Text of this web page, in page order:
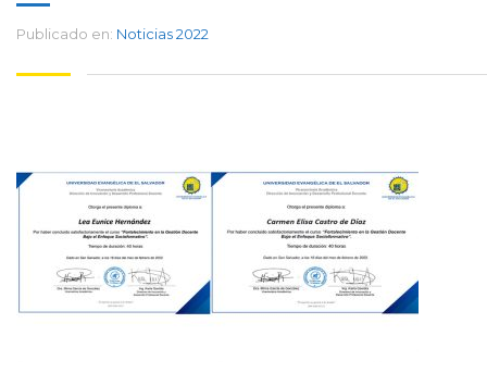
Publicado en: Noticias 2022